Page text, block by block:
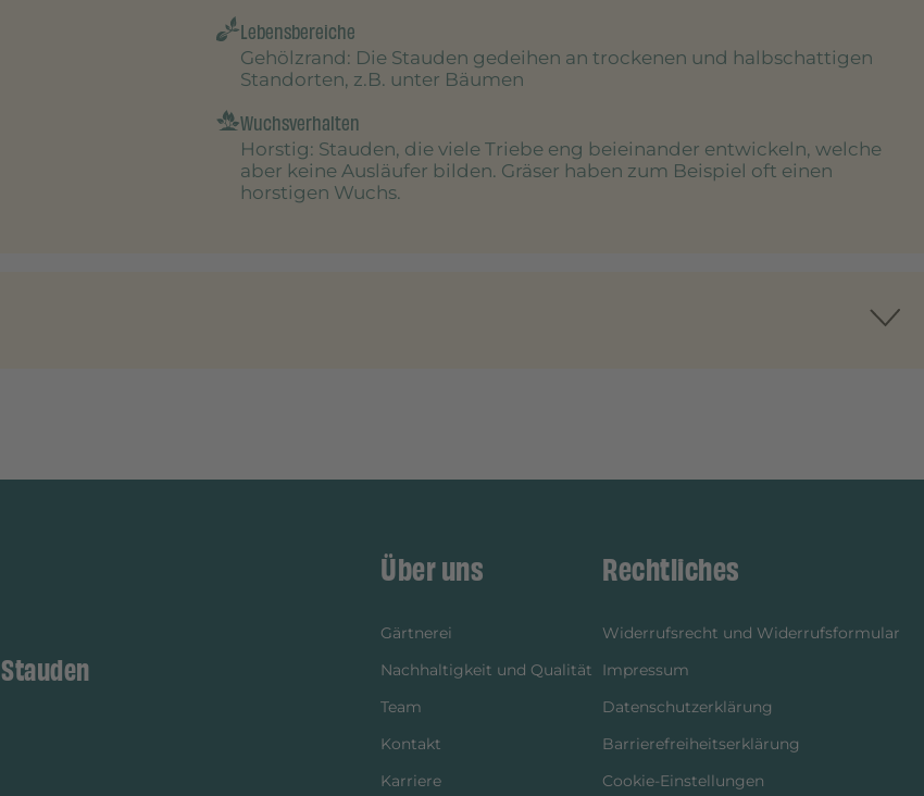
Lebensbereiche
Gehölzrand: Die Stauden gedeihen an trockenen und halbschattigen
Standorten, z.B. unter Bäumen
Wuchsverhalten
Horstig: Stauden, die viele Triebe eng beieinander entwickeln, welche
aber keine Ausläufer bilden. Gräser haben zum Beispiel oft einen
horstigen Wuchs.
Über uns
Gärtnerei
Nachhaltigkeit und Qualität
Team
Kontakt
Karriere
Rechtliches
Widerrufsrecht und Widerrufsformular
Impressum
Datenschutzerklärung
Barrierefreiheitserklärung
Cookie-Einstellungen